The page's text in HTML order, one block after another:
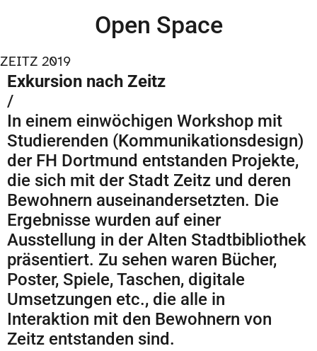
Open Space
ZEITZ 2019
Exkursion nach Zeitz
/
In einem einwöchigen Workshop mit
Studierenden (Kommunikationsdesign)
der FH Dortmund entstanden Projekte,
die sich mit der Stadt Zeitz und deren
Bewohnern auseinandersetzten. Die
Ergebnisse wurden auf einer
Ausstellung in der Alten Stadtbibliothek
präsentiert. Zu sehen waren Bücher,
Poster, Spiele, Taschen, digitale
Umsetzungen etc., die alle in
Interaktion mit den Bewohnern von
Zeitz entstanden sind.